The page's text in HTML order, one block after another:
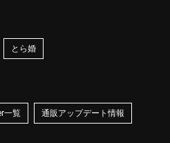
とら婚
一覧 通販アップデート情報